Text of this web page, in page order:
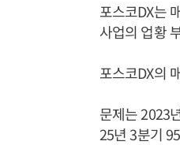
포스코DX는
사업의 업황
포스코DX의
문제는 2023
25년 3분기